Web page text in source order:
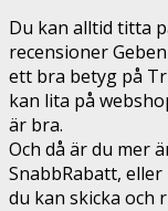
Du kan alltid titta
recensioner
ett bra betyg på
kan lita på
är bra.
Och då är du mer
SnabbRabatt,
du kan skicka och